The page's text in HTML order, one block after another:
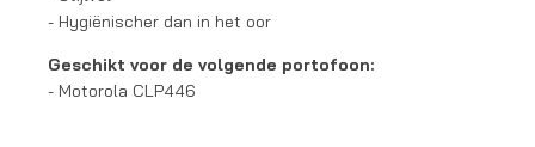
- Hygiënischer dan in het oor
Geschikt voor de volgende portofoon:
- Motorola CLP446